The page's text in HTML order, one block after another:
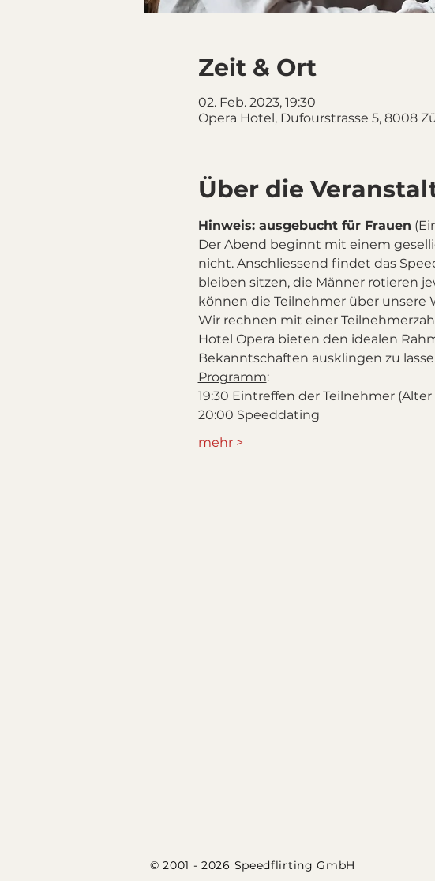
Zeit & Ort
02. Feb. 2023, 19:30
Opera Hotel, Dufourstrasse 5, 8008
Über die
Hinweis: ausgebucht für Frauen
Der Abend beginnt mit einem
nicht. Anschliessend findet das
bleiben sitzen, die Männer rotieren
können die Teilnehmer über unsere
Wir rechnen mit einer
Hotel Opera bieten den idealen
Bekanntschaften ausklingen zu
Programm:
19:30 Eintreffen der Teilnehmer (Alter
20:00 Speeddating
mehr >
© 2001 - 2026 Speedflirting GmbH